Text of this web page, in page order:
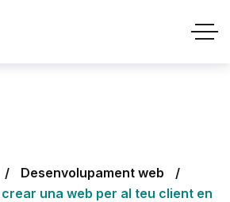
Desenvolupament web
una web per al teu client en